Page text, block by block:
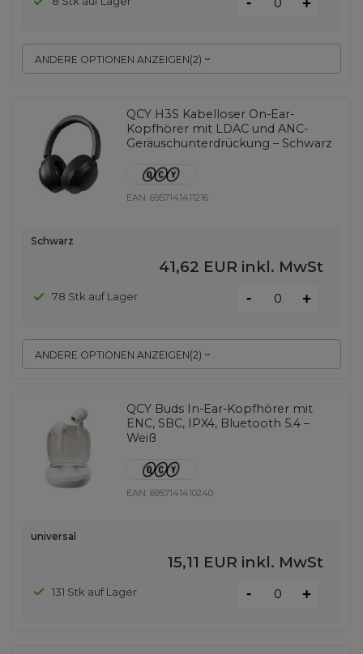
ANDERE OPTIONEN ANZEIGEN(2)
QCY H3S Kabelloser On-Ear-
Kopfhörer mit LDAC und ANC-
Geräuschunterdrückung – Schwarz
EAN:6957141411216
ANDERE OPTIONEN ANZEIGEN(2)
Schwarz
41,62 EUR inkl. MwSt
78 Stk auf Lager - +
QCY Buds In-Ear-Kopfhörer mit
ENC, SBC, IPX4, Bluetooth 5.4 –
Weiß
EAN:6957141410240
universal
15,11 EUR inkl. MwSt
131 Stk auf Lager - +